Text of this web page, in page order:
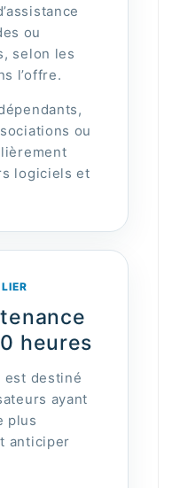
ou
selon les
l’offre.
ou
logiciels et
heures
est destiné
ayant
plus
anticiper